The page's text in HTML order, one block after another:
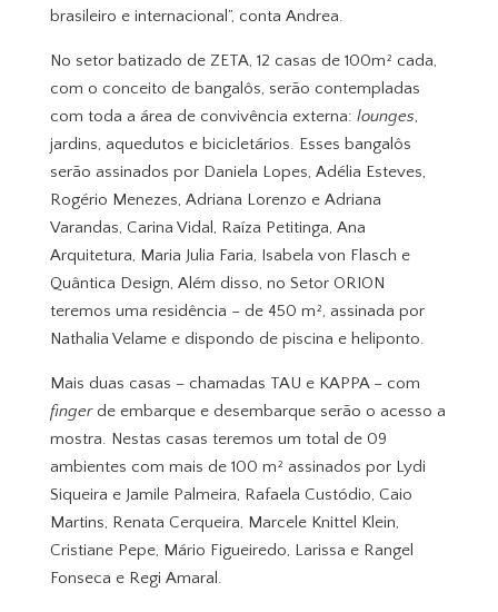
brasileiro e internacional”, conta Andrea.
No setor batizado de ZETA, 12 casas de 100m² cada,
com o conceito de bangalôs, serão contempladas
com toda a área de convivência externa: lounges,
jardins, aquedutos e bicicletários. Esses bangalôs
serão assinados por Daniela Lopes, Adélia Esteves,
Rogério Menezes, Adriana Lorenzo e Adriana
Varandas, Carina Vidal, Raíza Petitinga, Ana
Arquitetura, Maria Julia Faria, Isabela von Flasch e
Quântica Design, Além disso, no Setor ORION
teremos uma residência – de 450 m², assinada por
Nathalia Velame e dispondo de piscina e heliponto.
Mais duas casas – chamadas TAU e KAPPA – com
finger de embarque e desembarque serão o acesso a
mostra. Nestas casas teremos um total de 09
ambientes com mais de 100 m² assinados por Lydi
Siqueira e Jamile Palmeira, Rafaela Custódio, Caio
Martins, Renata Cerqueira, Marcele Knittel Klein,
Cristiane Pepe, Mário Figueiredo, Larissa e Rangel
Fonseca e Regi Amaral.